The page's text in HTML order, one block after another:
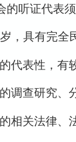
的听证代表
，具有完全
代表性，有
调查研究、
相关法律、